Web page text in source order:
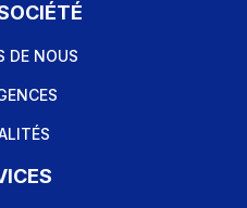
DE NOUS